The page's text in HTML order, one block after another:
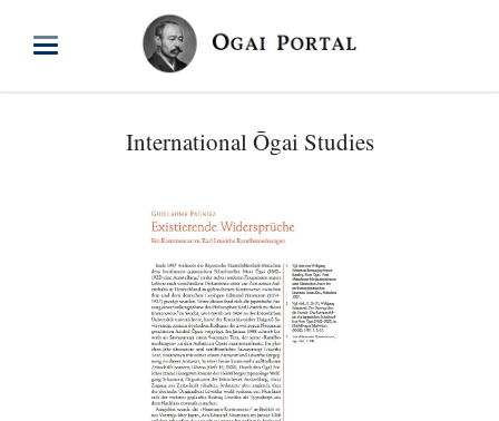
International Ōgai Studies